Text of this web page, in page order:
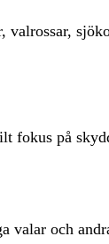
valrossar,
fokus på
valar och